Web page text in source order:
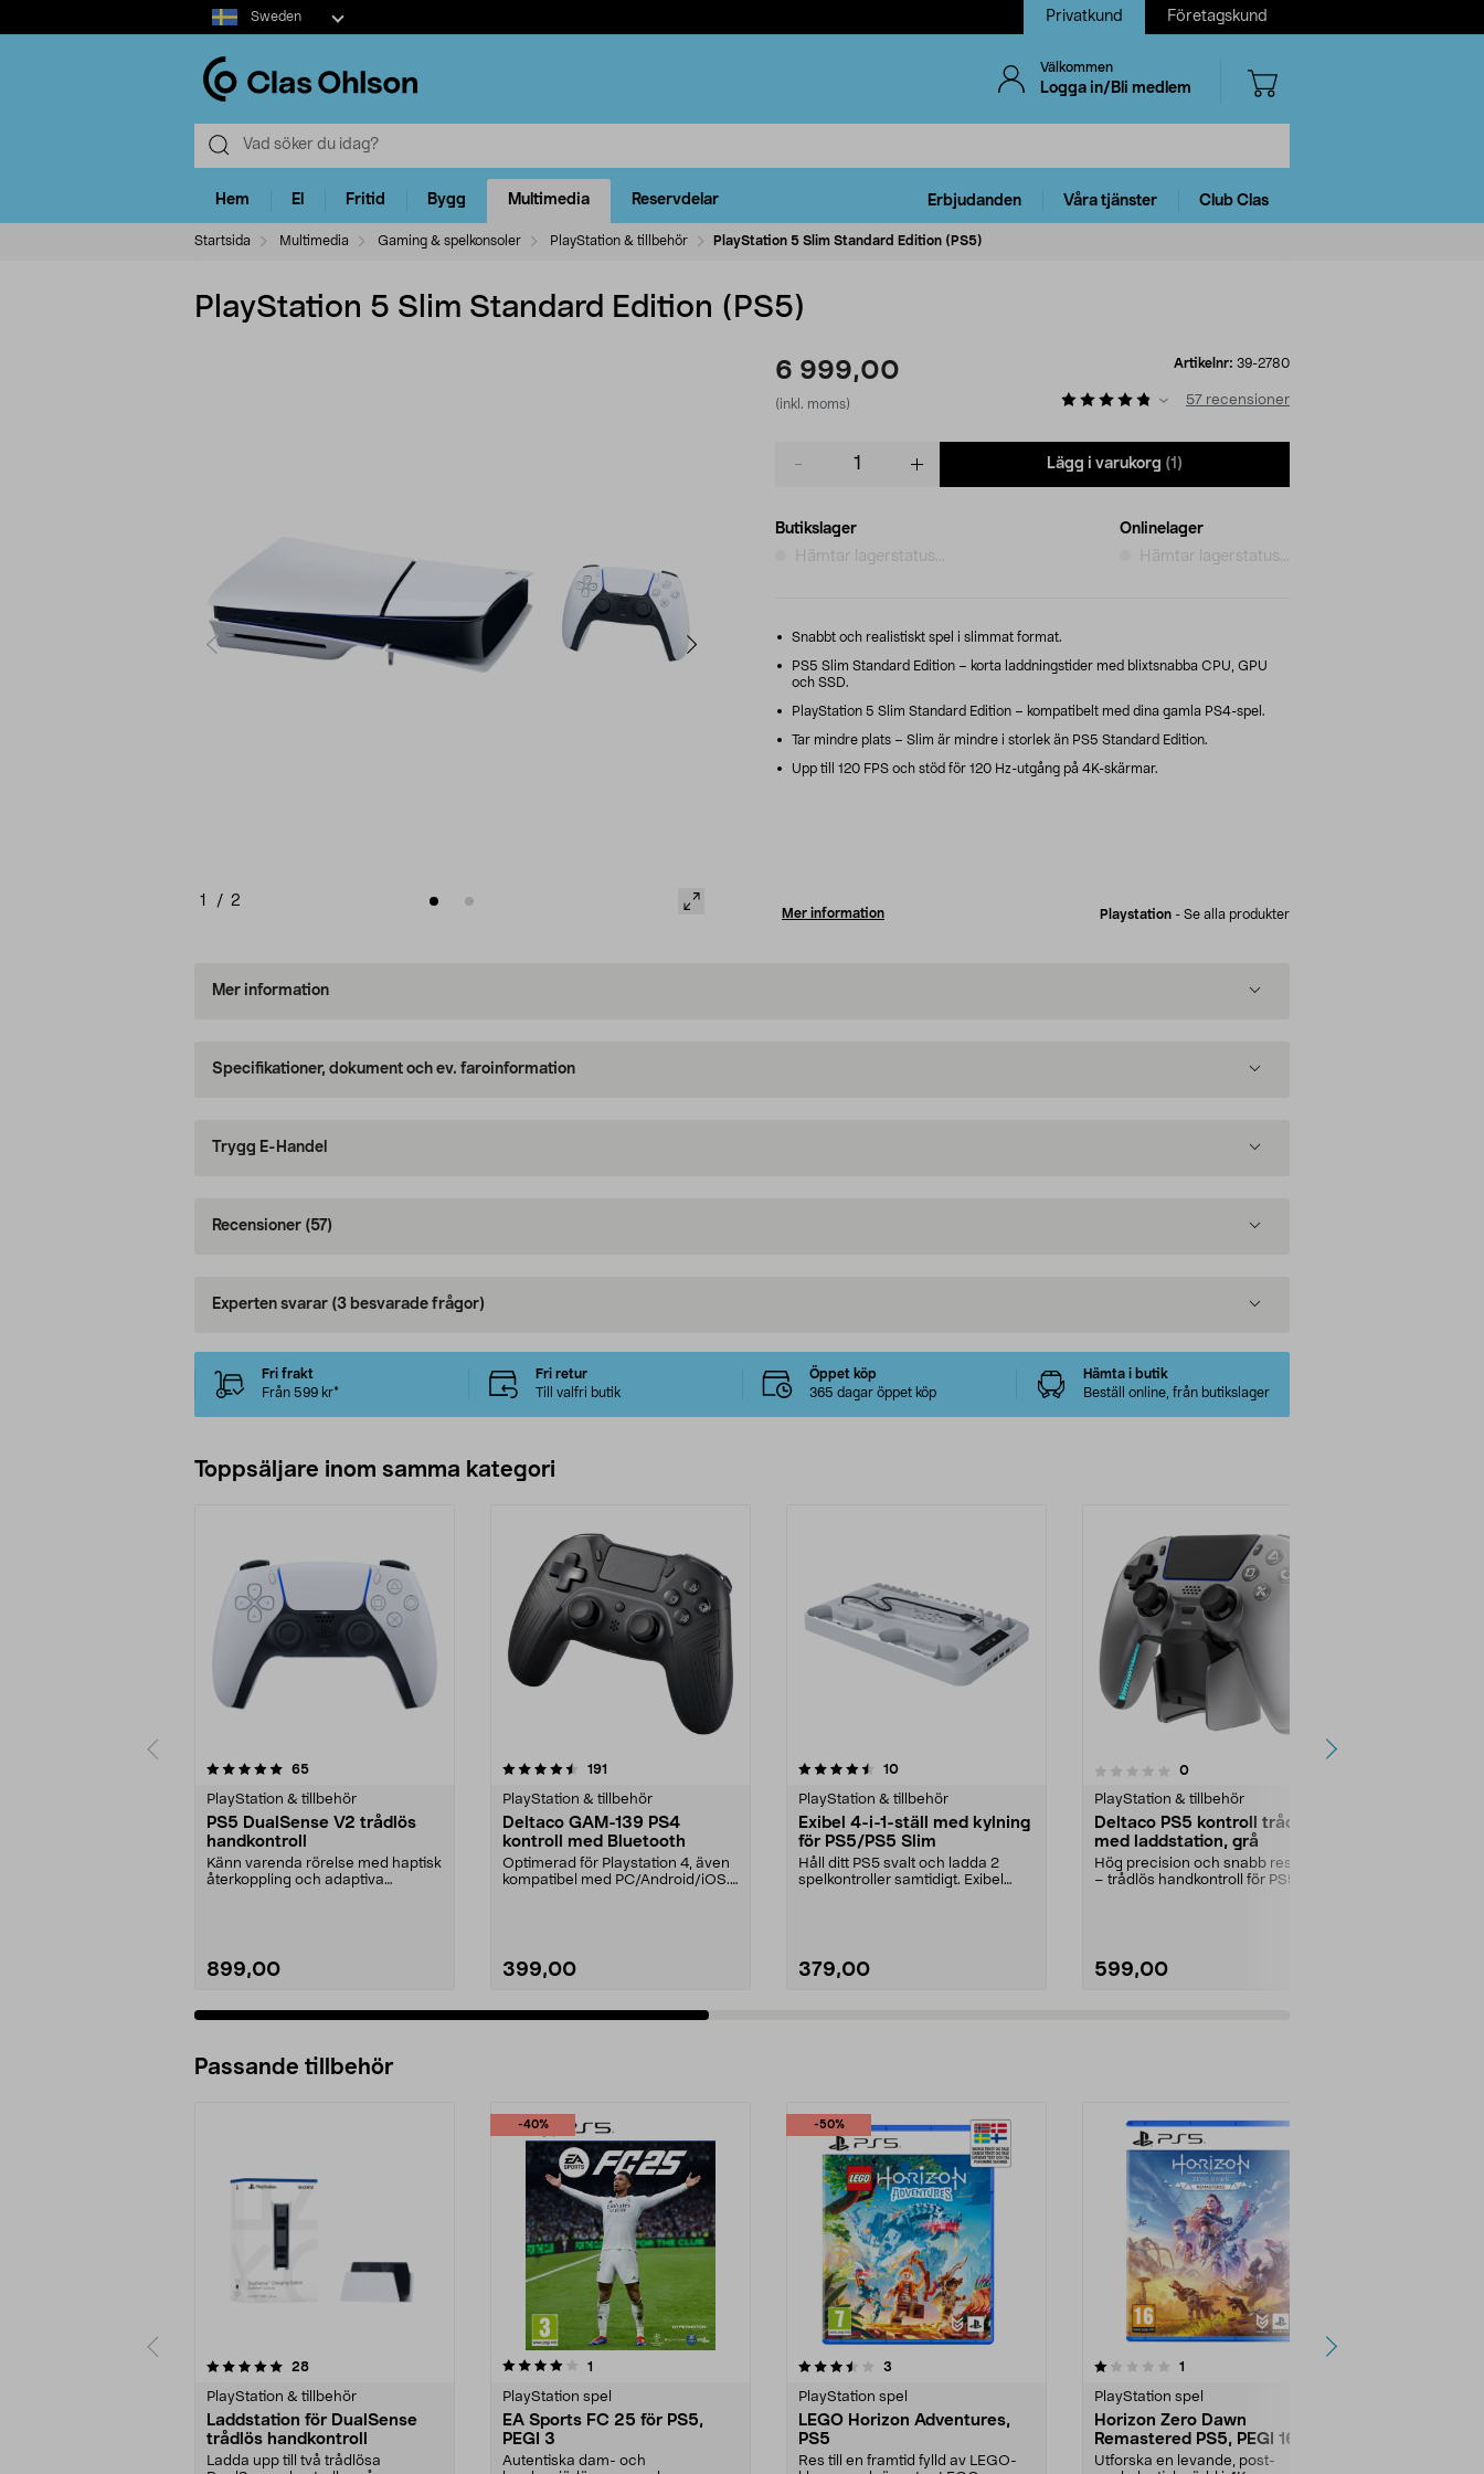
Select
market
Sweden Privatkund Företagskund
Välkommen
Logga in/Bli medlem
Hem El Fritid Bygg Multimedia Reservdelar Erbjudanden Våra tjänster Club Clas
Startsida Multimedia Gaming & spelkonsoler PlayStation & tillbehör PlayStation 5 Slim Standard Edition (PS5)
PlayStation 5 Slim Standard Edition (PS5)
1 / 2
6 999,00
(inkl. moms)
Artikelnr: 39-2780
57 recensioner
Lägg i varukorg (1)
Butikslager
Hämtar lagerstatus...
Onlinelager
Hämtar lagerstatus...
Snabbt och realistiskt spel i slimmat format.
PS5 Slim Standard Edition – korta laddningstider med blixtsnabba CPU, GPU
och SSD.
PlayStation 5 Slim Standard Edition – kompatibelt med dina gamla PS4-spel.
Tar mindre plats – Slim är mindre i storlek än PS5 Standard Edition.
Upp till 120 FPS och stöd för 120 Hz-utgång på 4K-skärmar.
Mer information Playstation - Se alla produkter
Mer information
Specifikationer, dokument och ev. faroinformation
Trygg E-Handel
Recensioner (57)
Experten svarar (3 besvarade frågor)
Fri frakt
Från 599 kr*
Fri retur
Till valfri butik
Öppet köp
365 dagar öppet köp
Hämta i butik
Beställ online, från butikslager
Toppsäljare inom samma kategori
65recensioner
PlayStation & tillbehör
PS5 DualSense V2 trådlös
handkontroll
Känn varenda rörelse med haptisk
återkoppling och adaptiva
899,00
4.5 av 5 stjärnor 191
PlayStation & tillbehör
Deltaco GAM-139 PS4
kontroll med Bluetooth
Optimerad för Playstation 4, även
kompatibel med PC/Android/iOS.
399,00
4.5 av 5 stjärnor 10recensioner
PlayStation & tillbehör
Exibel 4-i-1-ställ med kylning
för PS5/PS5 Slim
Håll ditt PS5 svalt och ladda 2
spelkontroller samtidigt. Exibel
379,00
0.0 av 5 stjärnor 0recensioner
PlayStation & tillbehör
Deltaco PS5 kontroll trådlös
med laddstation, grå
Hög precision och snabb respons
– trådlös handkontroll för PS5.
599,00
4.0 av 5 stjärnor
Passande tillbehör
28recensioner
PlayStation & tillbehör
Laddstation för DualSense
trådlös handkontroll
Ladda upp till två trådlösa
-40%
4.0av 5 stjärnor 1
PlayStation spel
EA Sports FC 25 för PS5,
PEGI 3
Autentiska dam- och
-50%
3.5av 5 stjärnor 3
PlayStation spel
LEGO Horizon Adventures,
PS5
Res till en framtid fylld av LEGO-
1.0av 5 stjärnor 1
PlayStation spel
Horizon Zero Dawn
Remastered PS5, PEGI 16
Utforska en levande, post-
5.0av 5 stjärnor